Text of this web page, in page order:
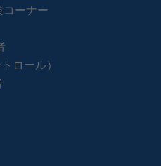
ーナー
ロール）